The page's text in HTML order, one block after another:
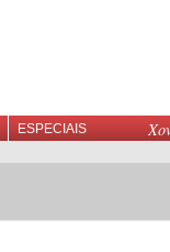
ESPECIAIS